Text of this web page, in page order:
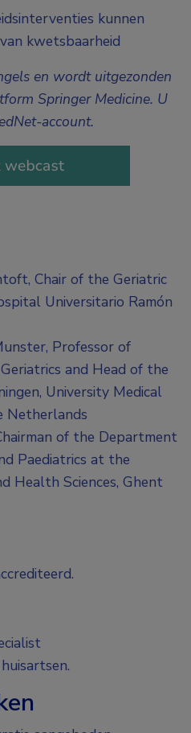
kunnen
kwetsbaarheid
en wordt uitgezonden
Springer Medicine. U
account.
Chair of the Geriatric
Universitario Ramón
Professor of
and Head of the
University Medical
Netherlands
of the Department
Paediatrics at the
Health Sciences, Ghent